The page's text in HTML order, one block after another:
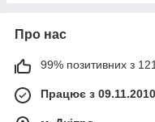
Про нас
99% позитивних з
Працює з 09.11.2010